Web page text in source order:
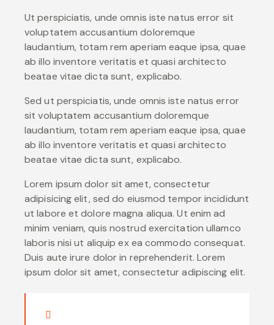
Ut perspiciatis, unde omnis iste natus error sit
voluptatem accusantium doloremque
laudantium, totam rem aperiam eaque ipsa, quae
ab illo inventore veritatis et quasi architecto
beatae vitae dicta sunt, explicabo.
Sed ut perspiciatis, unde omnis iste natus error
sit voluptatem accusantium doloremque
laudantium, totam rem aperiam eaque ipsa, quae
ab illo inventore veritatis et quasi architecto
beatae vitae dicta sunt, explicabo.
Lorem ipsum dolor sit amet, consectetur
adipisicing elit, sed do eiusmod tempor incididunt
ut labore et dolore magna aliqua. Ut enim ad
minim veniam, quis nostrud exercitation ullamco
laboris nisi ut aliquip ex ea commodo consequat.
Duis aute irure dolor in reprehenderit. Lorem
ipsum dolor sit amet, consectetur adipiscing elit.